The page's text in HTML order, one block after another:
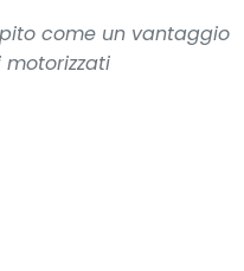
come un vantaggio